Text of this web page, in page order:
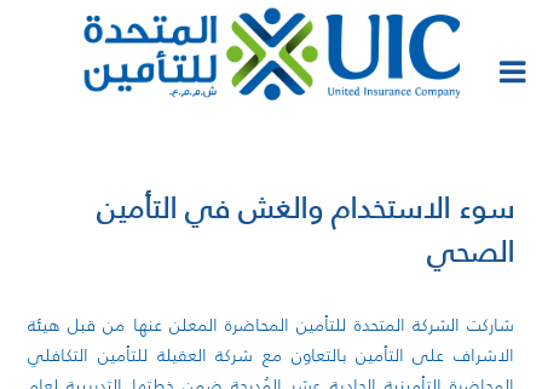
سوء الاستخدام والغش في التأمين
الصحي
شاركت الشركة المتحدة للتأمين المحاضرة المعلن عنها من قبل هيئة
الاشراف على التأمين بالتعاون مع شركة العقيلة للتأمين التكافلي